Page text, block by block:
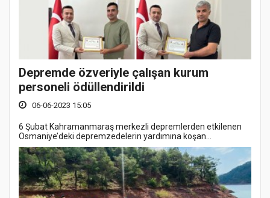
Depremde özveriyle çalışan kurum
personeli ödüllendirildi
06-06-2023 15:05
6 Şubat Kahramanmaraş merkezli depremlerden etkilenen
Osmaniye’deki depremzedelerin yardımına koşan...